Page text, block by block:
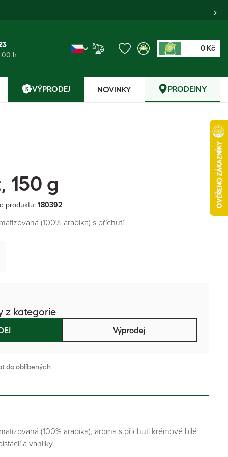
h
0 0 Kč
VÝPRODEJ NOVINKY PRODEJNY
150 g
produktu: 180392
(100% arabika) s příchutí
z kategorie
Výprodej
do oblíbených
(100% arabika), aroma s příchutí krémové bílé
a vanilky.